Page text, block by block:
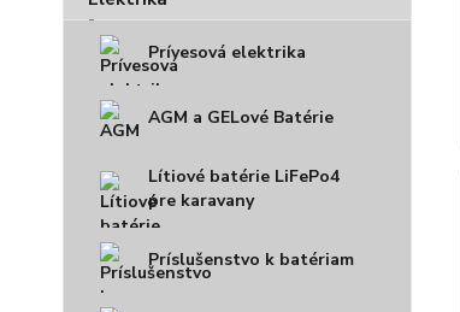
Prívesová elektrika
AGM a GELové Batérie
Lítiové batérie LiFePo4
pre karavany
Príslušenstvo k batériam